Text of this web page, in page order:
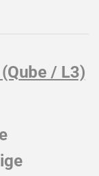
/ L3)